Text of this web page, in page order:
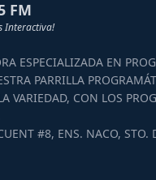
FM
Interactiva!
ESPECIALIZADA EN
PARRILLA
VARIEDAD, CON LOS
#8, ENS. NACO, STO.